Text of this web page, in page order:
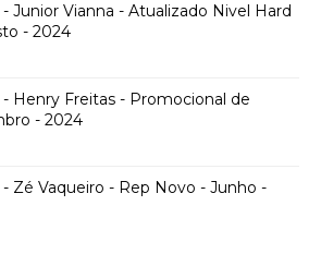
- Junior Vianna - Atualizado Nivel Hard
- 2024
- Henry Freitas - Promocional de
- 2024
- Zé Vaqueiro - Rep Novo - Junho -